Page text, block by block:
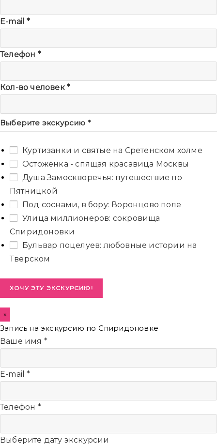
E-mail*
Телефон *
Кол-во человек *
Выберите экскурсию *
Куртизанки и святые на Сретенском холме
Остоженка - спящая красавица Москвы
Душа Замоскворечья: путешествие по
Пятницкой
Под соснами, в бору: Воронцово поле
Улица миллионеров: сокровища
Спиридоновки
Бульвар поцелуев: любовные истории на
Тверском
ХОЧУ ЭТУ ЭКСКУРСИЮ!
×
Запись на экскурсию по Спиридоновке
Ваше имя *
E-mail*
Телефон *
Выберите дату экскурсии